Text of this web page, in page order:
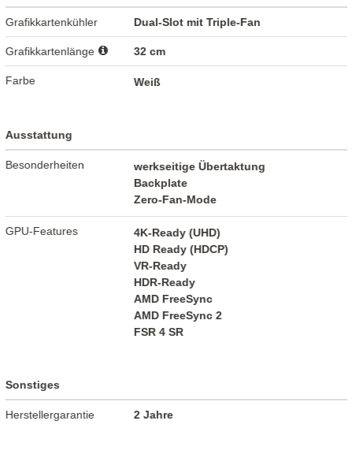
Grafikkartenkühler Dual-Slot mit Triple-Fan
Grafikkartenlänge 32 cm
Farbe Weiß
Ausstattung
Besonderheiten
werkseitige Übertaktung
Backplate
Zero-Fan-Mode
GPU-Features
4K-Ready (UHD)
HD Ready (HDCP)
VR-Ready
HDR-Ready
AMD FreeSync
AMD FreeSync 2
FSR 4 SR
Sonstiges
Herstellergarantie 2 Jahre